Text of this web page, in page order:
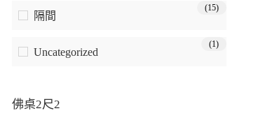
隔間
(15)
Uncategorized
(1)
佛桌2尺2